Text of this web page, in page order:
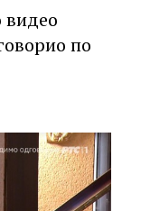
видео
по